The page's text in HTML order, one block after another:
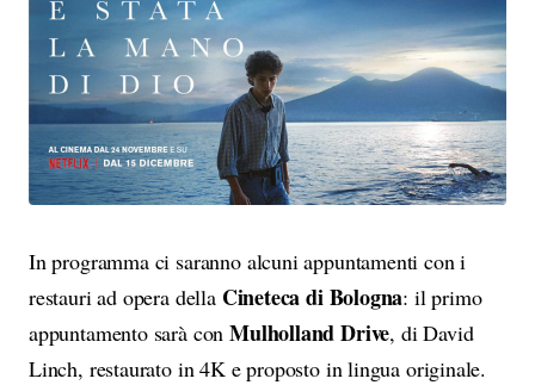
In programma ci saranno alcuni appuntamenti con i
restauri ad opera della Cineteca di Bologna: il primo
appuntamento sarà conMulholland Drive, di David
Linch, restaurato in 4K e proposto in lingua originale.